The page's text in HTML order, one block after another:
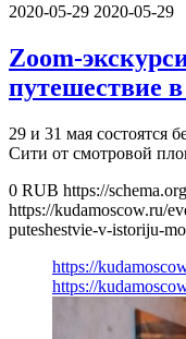
2020-05-29 2020-05-29
Zoom-
путешествие
29 и 31 мая состоятся
Сити от смотровой
0 RUB https://
https://kudamoscow.ru/
puteshestvie-v-istoriju-
https://
https://